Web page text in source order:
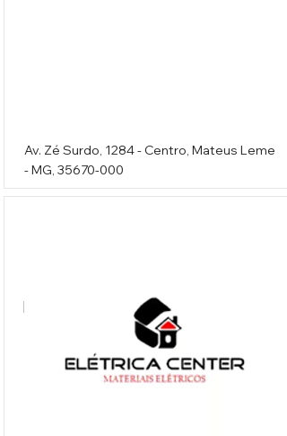
Av. Zé Surdo, 1284 - Centro, Mateus Leme
- MG, 35670-000
Elétrica Center